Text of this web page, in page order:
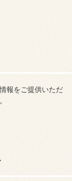
報をご提供いただ